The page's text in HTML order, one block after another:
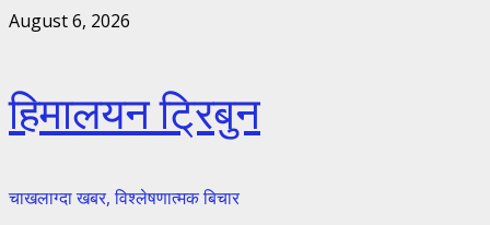
Skip
August 6, 2026
हिमालयन ट्रिबुन
चाखलाग्दा खबर, विश्लेषणात्मक बिचार